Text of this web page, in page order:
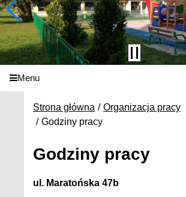
Menu
Strona główna
Organizacja pracy
Godziny pracy
Godziny pracy
ul. Maratońska